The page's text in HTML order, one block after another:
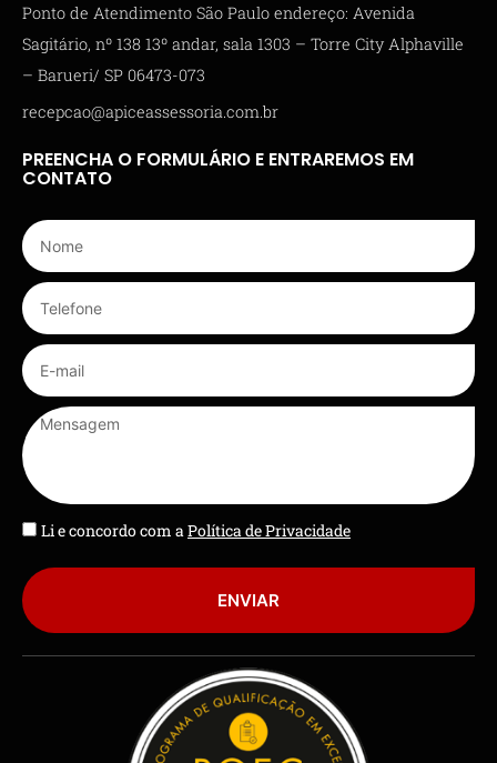
Ponto de Atendimento São Paulo endereço: Avenida
Sagitário, nº 138 13º andar, sala 1303 – Torre City Alphaville
– Barueri/ SP 06473-073
recepcao@apiceassessoria.com.br
PREENCHA O FORMULÁRIO E ENTRAREMOS EM
CONTATO
Li e concordo com aPolítica de Privacidade
ENVIAR